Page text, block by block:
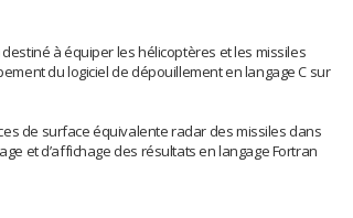
à équiper les hélicoptères et les missiles
du logiciel de dépouillement en langage C sur
de surface équivalente radar des missiles dans
et d’affichage des résultats en langage Fortran